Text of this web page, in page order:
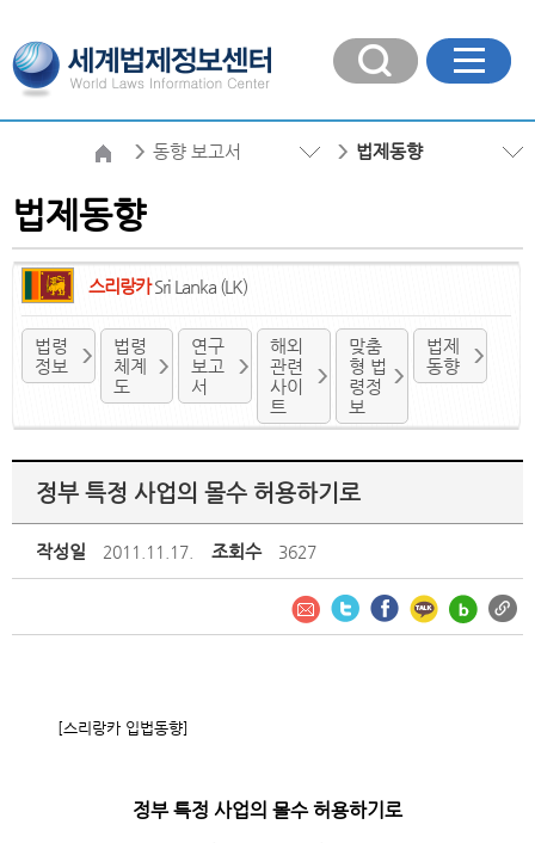
동향 보고서 법제동향
법제동향
스리랑카Sri Lanka (LK)
법령
정보
법령
체계
도
연구
보고
서
해외
관련
사이
트
맞춤
형 법
령정
보
법제
동향
정부 특정 사업의 몰수 허용하기로
작성일 2011.11.17. 조회수 3627
[스리랑카 입법동향]
정부 특정 사업의 몰수 허용하기로